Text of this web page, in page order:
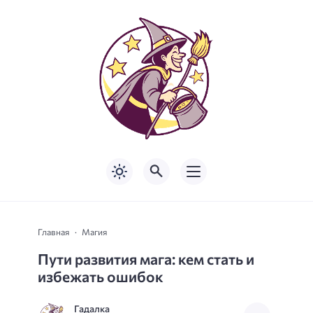
Главная Магия
Пути развития мага: кем стать и
избежать ошибок
Гадалка